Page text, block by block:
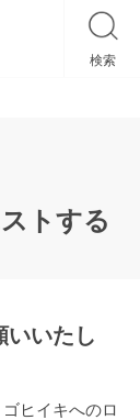
検索
トする
いいたし
ヒイキへのロ